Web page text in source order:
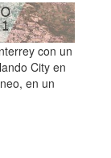
con un
City en
en un